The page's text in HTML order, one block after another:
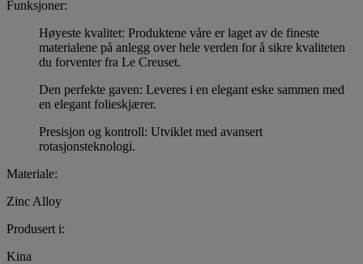
Funksjoner:
Høyeste kvalitet: Produktene våre er laget av de fineste
materialene på anlegg over hele verden for å sikre kvaliteten
du forventer fra Le Creuset.
Den perfekte gaven: Leveres i en elegant eske sammen med
en elegant folieskjærer.
Presisjon og kontroll: Utviklet med avansert
rotasjonsteknologi.
Materiale:
Zinc Alloy
Produsert i:
Kina